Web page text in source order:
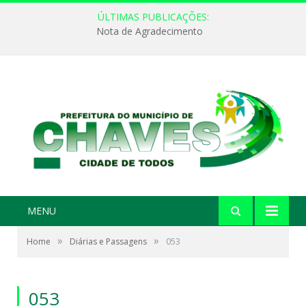
ÚLTIMAS PUBLICAÇÕES:
Nota de Agradecimento
MENU
Home » Diárias e Passagens » 053
053